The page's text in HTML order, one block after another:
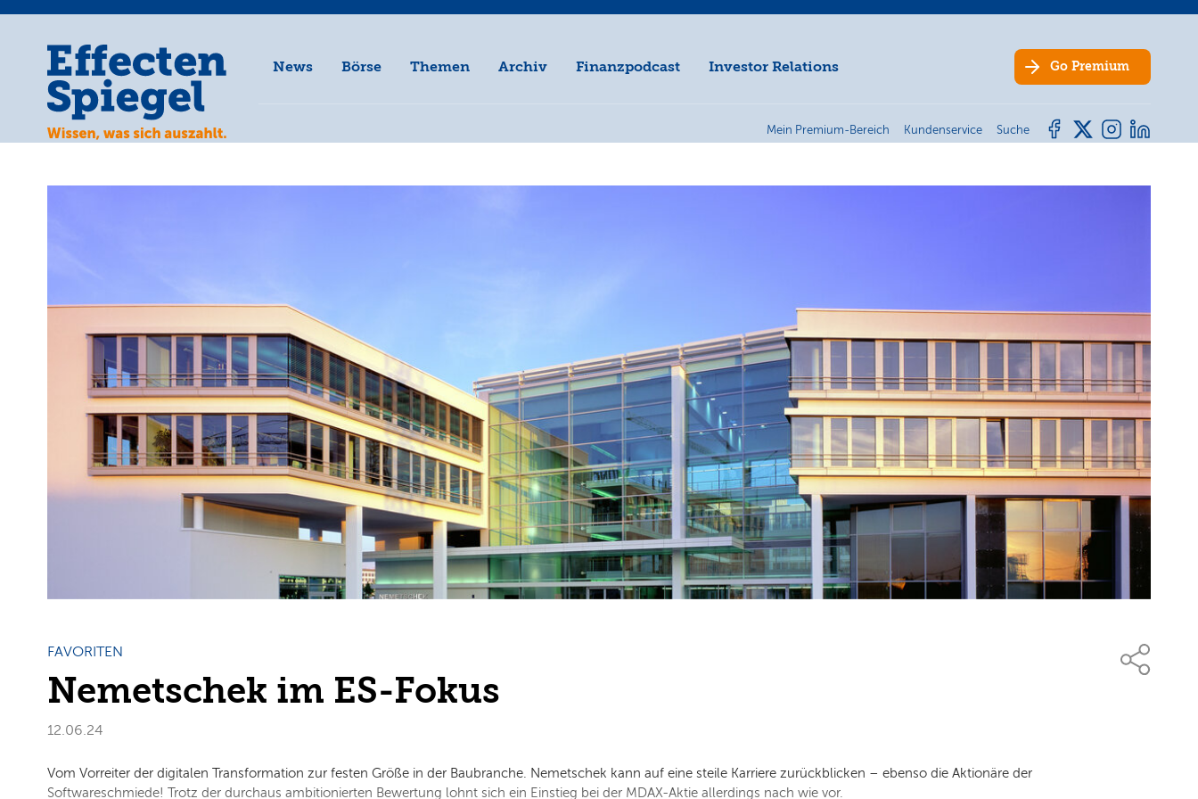
News Börse Themen Archiv Finanzpodcast Investor Relations Go Premium
Mein Premium-Bereich Kundenservice Suche
FAVORITEN
Nemetschek im ES-Fokus
12.06.24
Vom Vorreiter der digitalen Transformation zur festen Größe in der Baubranche. Nemetschek kann auf eine steile Karriere zurückblicken – ebenso die Aktionäre der
Softwareschmiede! Trotz der durchaus ambitionierten Bewertung lohnt sich ein Einstieg bei der MDAX-Aktie allerdings nach wie vor.